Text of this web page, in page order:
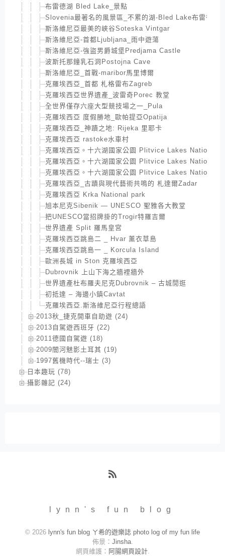
布雷德湖 Bled Lake_景點
Slovenia最著名的風景區_不累的湖-Bled Lake布雷德湖
斯洛維尼亞最美的峽谷Soteska Vintgar
斯洛維尼亞-首都Ljubljana_雨中遊蕩
斯洛維尼亞-強盜男爵城堡Predjama Castle
波斯托那鐘乳石洞Postojna Cave
斯洛維尼亞_首戰-maribor馬里博爾
克羅埃西亞_首都 札格雷布Zagreb
克羅埃西亞世界遺產_波雷奇Porec 教堂
全世界僅存六座大型競技場之一_Pula
克羅埃西亞 度假勝地_歐帕提亞Opatija
克羅埃西亞_神蹟之地: Rijeka 里耶卡
克羅埃西亞 rastoke水車村
克羅埃西亞。十六湖國家公園 Plitvice Lakes National
克羅埃西亞。十六湖國家公園 Plitvice Lakes National
克羅埃西亞。十六湖國家公園 Plitvice Lakes National
克羅埃西亞_古蹟與現代藝術共鳴的 札達爾Zadar
克羅埃西亞 Krka National park
旭本尼克Sibenik — UNESCO 聖雅各大教堂
把UNESCO當招牌掛的Trogir特羅吉爾
世界遺產 Split 羅馬皇宮
克羅埃西亞跳島二 _ Hvar 薰衣草島
克羅埃西亞跳島一 _ Korcula Island
歐洲長城 in Ston 克羅埃西亞
Dubrovnik 上山下海之牆裡牆外
世界遺產杜布羅夫尼克Dubrovnik – 古城閒逛
初抵達 – 海邊小鎮Cavtat
克羅埃西亞.斯洛維尼亞行程總語
2013秋_捷克開車自助遊 (24)
2013自駕遊西班牙 (22)
2011德國自駕遊 (18)
2009闇河魅影土耳其 (19)
1997舊機時代--瑞士 (3)
日本趣玩 (78)
攝影雜記 (24)
lynn's fun blog
© 2026 lynn's fun blog ㄚ希的遊樂誌 photo log of my fun life
佈景： Jinsha.
網頁維護： 阿腸網頁設計.